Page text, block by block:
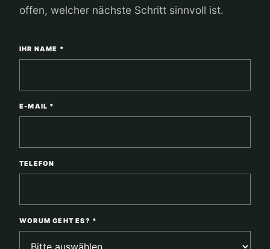
offen, welcher nächste Schritt sinnvoll ist.
IHR NAME *
E-MAIL *
TELEFON
WORUM GEHT ES? *